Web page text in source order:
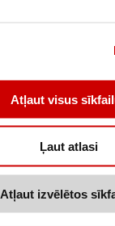
Atļaut visus
Ļaut atlasi
Atļaut izvēlētos